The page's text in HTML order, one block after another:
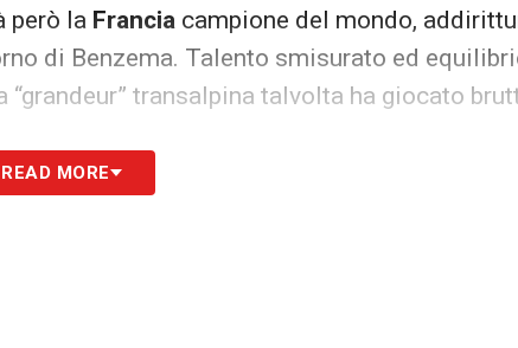
però la Francia campione del mondo,
di Benzema. Talento smisurato ed
transalpina talvolta ha giocato
un altissimo tasso di rischio eliminazione con
READ MORE